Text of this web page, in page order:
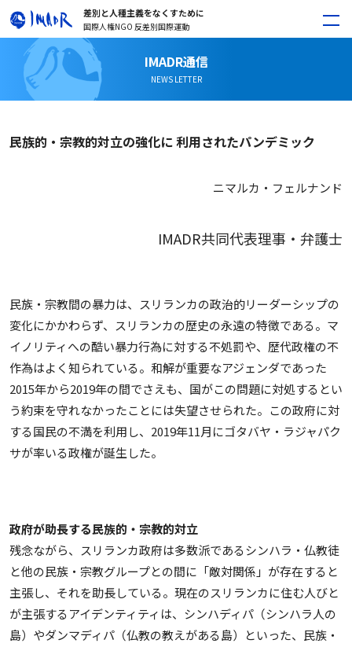
差別と人種主義をなくすために
国際人権NGO 反差別国際運動
IMADR通信
NEWS LETTER
民族的・宗教的対立の強化に 利用されたパンデミック
ニマルカ・フェルナンド
IMADR共同代表理事・弁護士
民族・宗教間の暴力は、スリランカの政治的リーダーシップの
変化にかかわらず、スリランカの歴史の永遠の特徴である。マ
イノリティへの酷い暴力行為に対する不処罰や、歴代政権の不
作為はよく知られている。和解が重要なアジェンダであった
2015年から2019年の間でさえも、国がこの問題に対処するとい
う約束を守れなかったことには失望させられた。この政府に対
する国民の不満を利用し、2019年11月にゴタバヤ・ラジャパク
サが率いる政権が誕生した。
政府が助長する民族的・宗教的対立
残念ながら、スリランカ政府は多数派であるシンハラ・仏教徒
と他の民族・宗教グループとの間に「敵対関係」が存在すると
主張し、それを助長している。現在のスリランカに住む人びと
が主張するアイデンティティは、シンハディパ（シンハラ人の
島）やダンマディパ（仏教の教えがある島）といった、民族・